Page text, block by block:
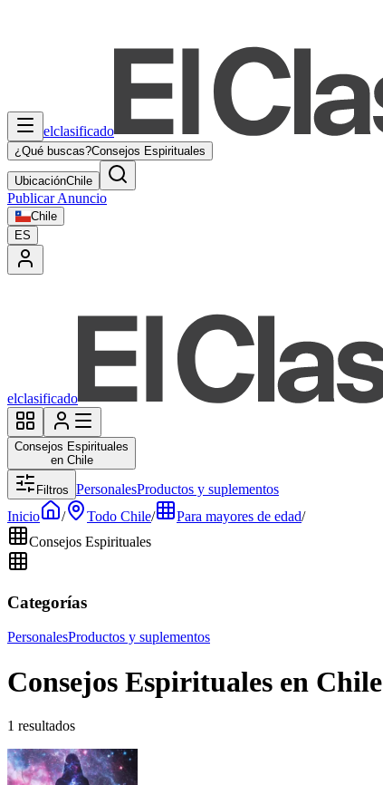
elclasificado
¿Qué buscas?Consejos Espirituales
UbicaciónChile
Publicar Anuncio
Chile
ES
elclasificado
Consejos Espirituales
en Chile
Filtros PersonalesProductos y suplementos
Inicio
/ Todo Chile/ Para mayores de edad/
Consejos Espirituales
Categorías
PersonalesProductos y suplementos
Consejos Espirituales en Chile
1 resultados